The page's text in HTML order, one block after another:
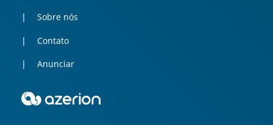
Sobre nós
Contato
Anunciar